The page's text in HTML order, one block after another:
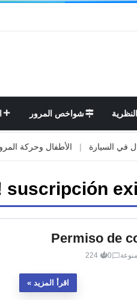
شواخص المرور
السيارة | الأطفال وحركة المرور |
suscripción
Permiso de
0
224
اقرأ المزيد